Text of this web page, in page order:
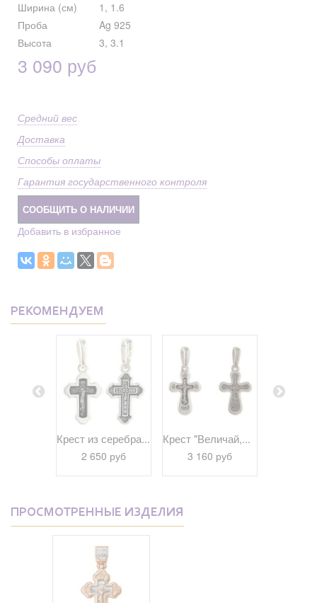
Ширина (см)
1, 1.6
Проба
Ag 925
Высота
3, 3.1
3 090 руб
Средний вес
Доставка
Способы оплаты
Гарантия государственного контроля
СООБЩИТЬ О НАЛИЧИИ
Добавить в избранное
РЕКОМЕНДУЕМ
Крест из серебра...
2 650 руб
Крест "Величай,...
3 160 руб
ПРОСМОТРЕННЫЕ ИЗДЕЛИЯ